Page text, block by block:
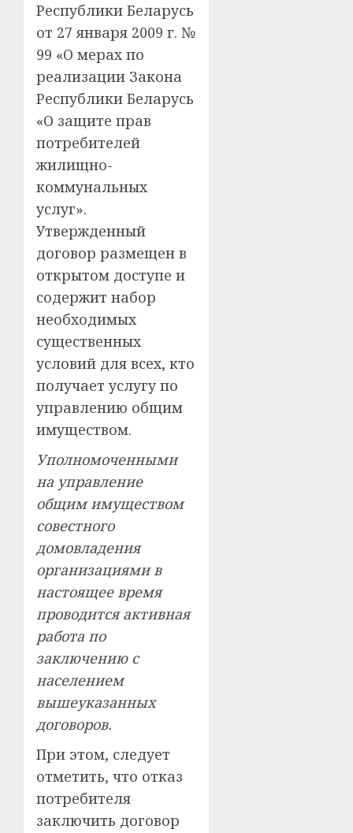
Республики Беларусь
от 27 января 2009 г. №
99 «О мерах по
реализации Закона
Республики Беларусь
«О защите прав
потребителей
жилищно-
коммунальных
услуг».
Утвержденный
договор размещен в
открытом доступе и
содержит набор
необходимых
существенных
условий для всех, кто
получает услугу по
управлению общим
имуществом.
Уполномоченными
на управление
общим имуществом
совестного
домовладения
организациями в
настоящее время
проводится активная
работа по
заключению с
населением
вышеуказанных
договоров.
При этом, следует
отметить, что отказ
потребителя
заключить договор